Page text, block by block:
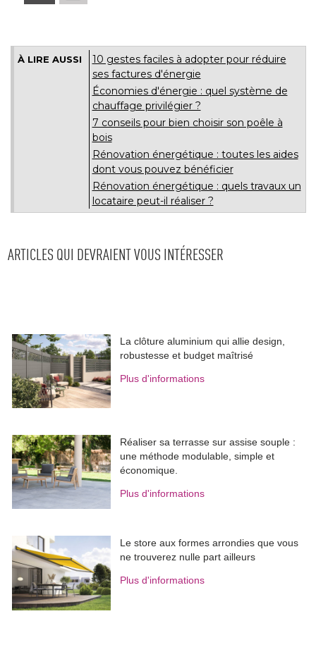
À LIRE AUSSI
10 gestes faciles à adopter pour réduire
ses factures d'énergie
Économies d'énergie : quel système de
chauffage privilégier ?
7 conseils pour bien choisir son poêle à
bois
Rénovation énergétique : toutes les aides
dont vous pouvez bénéficier
Rénovation énergétique : quels travaux un
locataire peut-il réaliser ?
ARTICLES QUI DEVRAIENT VOUS INTÉRESSER
La clôture aluminium qui allie design,
robustesse et budget maîtrisé
Plus d'informations
Réaliser sa terrasse sur assise souple :
une méthode modulable, simple et
économique.
Plus d'informations
Le store aux formes arrondies que vous
ne trouverez nulle part ailleurs
Plus d'informations